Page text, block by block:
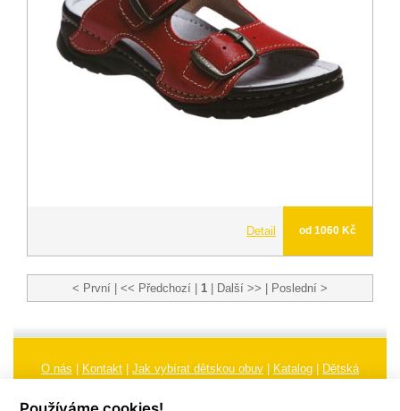
Detail od 1060 Kč
< První | << Předchozí | 1 | Další >> | Poslední >
O nás Kontakt Jak vybírat dětskou obuv Katalog
Dětská